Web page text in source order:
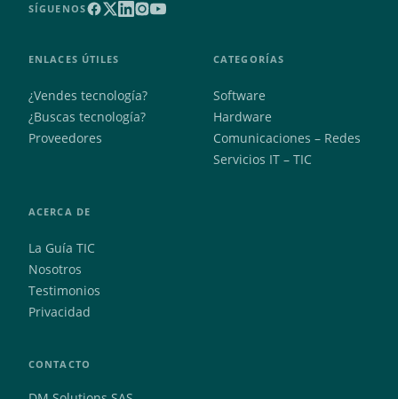
SÍGUENOS
ENLACES ÚTILES
¿Vendes tecnología?
¿Buscas tecnología?
Proveedores
CATEGORÍAS
Software
Hardware
Comunicaciones – Redes
Servicios IT – TIC
ACERCA DE
La Guía TIC
Nosotros
Testimonios
Privacidad
CONTACTO